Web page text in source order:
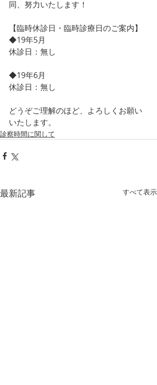
同、努力いたします！
【臨時休診日・臨時診療日のご案内】
◆19年5月
休診日：無し
◆19年6月
休診日：無し
どうぞご理解のほど、よろしくお願い
いたします。
診察時間に関して
最新記事 すべて表示